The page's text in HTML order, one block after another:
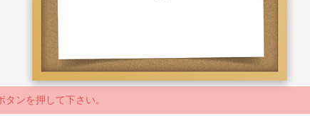
ンを押して下さい。